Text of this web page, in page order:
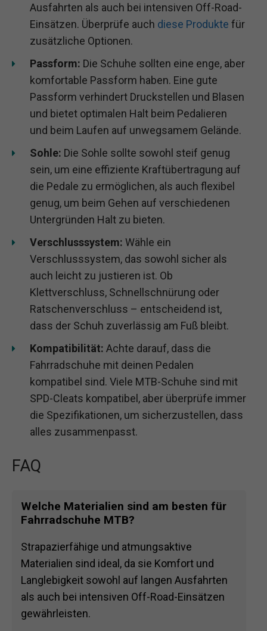
Ausfahrten als auch bei intensiven Off-Road-
Einsätzen. Überprüfe auch diese Produkte für
zusätzliche Optionen.
Passform: Die Schuhe sollten eine enge, aber
komfortable Passform haben. Eine gute
Passform verhindert Druckstellen und Blasen
und bietet optimalen Halt beim Pedalieren
und beim Laufen auf unwegsamem Gelände.
Sohle: Die Sohle sollte sowohl steif genug
sein, um eine effiziente Kraftübertragung auf
die Pedale zu ermöglichen, als auch flexibel
genug, um beim Gehen auf verschiedenen
Untergründen Halt zu bieten.
Verschlusssystem: Wähle ein
Verschlusssystem, das sowohl sicher als
auch leicht zu justieren ist. Ob
Klettverschluss, Schnellschnürung oder
Ratschenverschluss – entscheidend ist,
dass der Schuh zuverlässig am Fuß bleibt.
Kompatibilität: Achte darauf, dass die
Fahrradschuhe mit deinen Pedalen
kompatibel sind. Viele MTB-Schuhe sind mit
SPD-Cleats kompatibel, aber überprüfe immer
die Spezifikationen, um sicherzustellen, dass
alles zusammenpasst.
FAQ
Welche Materialien sind am besten für
Fahrradschuhe MTB?
Strapazierfähige und atmungsaktive
Materialien sind ideal, da sie Komfort und
Langlebigkeit sowohl auf langen Ausfahrten
als auch bei intensiven Off-Road-Einsätzen
gewährleisten.